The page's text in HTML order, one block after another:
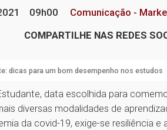
09h00
Comunicação -
COMPARTILHE NAS REDES
dicas para um bom desempenho nos estudos
data escolhida para
diversas modalidades de
da covid-19, exige-se resiliência e